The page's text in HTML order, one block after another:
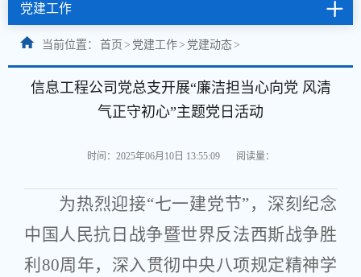
党建工作
当前位置： 首页 > 党建工作> 党建动态>
信息工程公司党总支开展“廉洁担当心向党 风清
气正守初心”主题党日活动
时间：2025年06月10日 13:55:09 阅读量：
为热烈迎接“七一建党节”，深刻纪念
中国人民抗日战争暨世界反法西斯战争胜
利80周年，深入贯彻中央八项规定精神学